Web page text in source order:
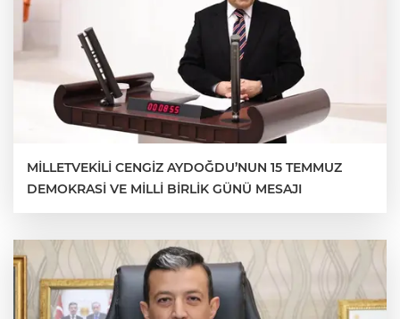
MİLLETVEKİLİ CENGİZ AYDOĞDU’NUN 15 TEMMUZ
DEMOKRASİ VE MİLLİ BİRLİK GÜNÜ MESAJI